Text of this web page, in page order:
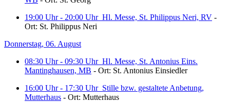
19:00 Uhr - 20:00 Uhr Hl. Messe, St. Philippus Neri, RV -
Ort: St. Philippus Neri
Donnerstag, 06. August
08:30 Uhr - 09:30 Uhr Hl. Messe, St. Antonius Eins.
Mantinghausen, MB - Ort: St. Antonius Einsiedler
16:00 Uhr - 17:30 Uhr Stille bzw. gestaltete Anbetung,
Mutterhaus - Ort: Mutterhaus